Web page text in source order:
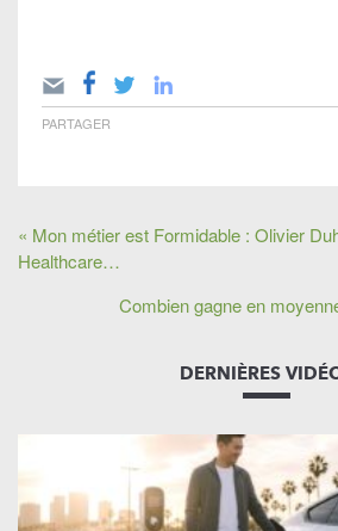
PARTAGER
« Mon métier est Formidable : Olivier
Healthcare…
Combien gagne en
DERNIÈRES